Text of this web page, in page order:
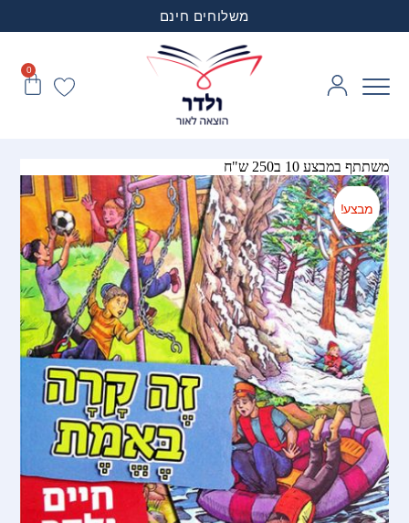
משלוחים חינם
0
משתתף במבצע 10 ב250 ש"ח
מבצע!